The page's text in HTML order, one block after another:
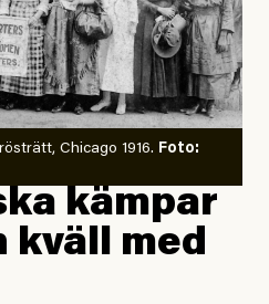
Chicago 1916. Foto:
kämpar
kväll med